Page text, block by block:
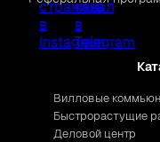
Вилловые
Быстрорастущие
Деловой центр